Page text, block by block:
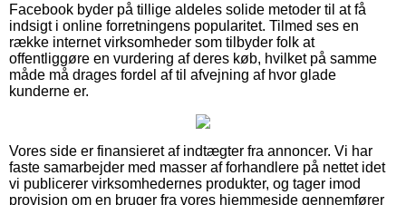
Facebook byder på tillige aldeles solide metoder til at få
indsigt i online forretningens popularitet. Tilmed ses en
række internet virksomheder som tilbyder folk at
offentliggøre en vurdering af deres køb, hvilket på samme
måde må drages fordel af til afvejning af hvor glade
kunderne er.
Vores side er finansieret af indtægter fra annoncer. Vi har
faste samarbejder med masser af forhandlere på nettet idet
vi publicerer virksomhedernes produkter, og tager imod
provision om en bruger fra vores hjemmeside gennemfører